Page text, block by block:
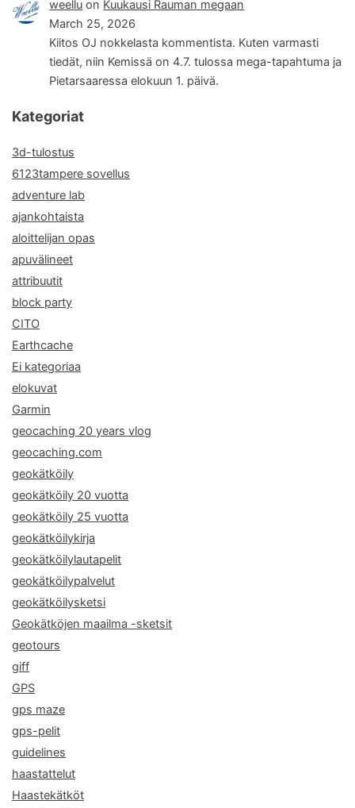
weellu on Kuukausi Rauman megaan
March 25, 2026
Kiitos OJ nokkelasta kommentista. Kuten varmasti
tiedät, niin Kemissä on 4.7. tulossa mega-tapahtuma ja
Pietarsaaressa elokuun 1. päivä.
Kategoriat
3d-tulostus
6123tampere sovellus
adventure lab
ajankohtaista
aloittelijan opas
apuvälineet
attribuutit
block party
CITO
Earthcache
Ei kategoriaa
elokuvat
Garmin
geocaching 20 years vlog
geocaching.com
geokätköily
geokätköily 20 vuotta
geokätköily 25 vuotta
geokätköilykirja
geokätköilylautapelit
geokätköilypalvelut
geokätköilysketsi
Geokätköjen maailma -sketsit
geotours
giff
GPS
gps maze
gps-pelit
guidelines
haastattelut
Haastekätköt